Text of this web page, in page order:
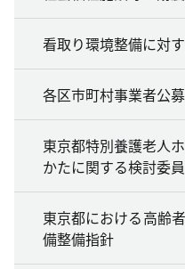
看取り環境整備に対
各区市町村事業者公
東京都特別養護老人
かたに関する検討委
東京都における高齢
備整備指針